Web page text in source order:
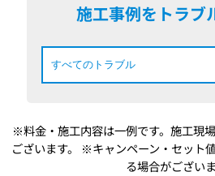
施工事例をトラブ
※料金・施工内容は一例です。施工現
ございます。
※キャンペーン・セット
る場合がございま